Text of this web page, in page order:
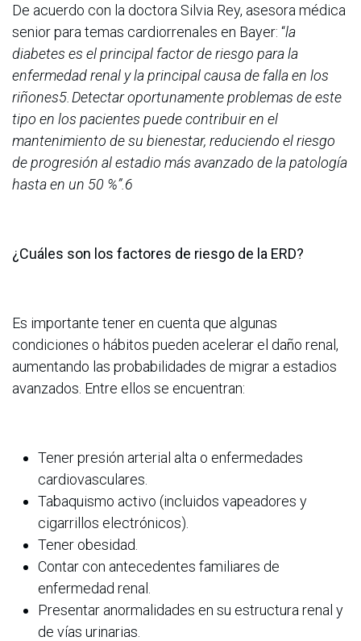
De acuerdo con la doctora Silvia Rey, asesora médica
senior para temas cardiorrenales en Bayer: “la
diabetes es el principal factor de riesgo para la
enfermedad renal y la principal causa de falla en los
riñones5. Detectar oportunamente problemas de este
tipo en los pacientes puede contribuir en el
mantenimiento de su bienestar, reduciendo el riesgo
de progresión al estadio más avanzado de la patología
hasta en un 50 %”.6
¿Cuáles son los factores de riesgo de la ERD?
Es importante tener en cuenta que algunas
condiciones o hábitos pueden acelerar el daño renal,
aumentando las probabilidades de migrar a estadios
avanzados. Entre ellos se encuentran:
Tener presión arterial alta o enfermedades
cardiovasculares.
Tabaquismo activo (incluidos vapeadores y
cigarrillos electrónicos).
Tener obesidad.
Contar con antecedentes familiares de
enfermedad renal.
Presentar anormalidades en su estructura renal y
de vías urinarias.